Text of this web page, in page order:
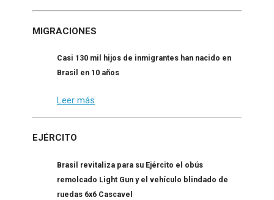
MIGRACIONES
Casi 130 mil hijos de inmigrantes han nacido en
Brasil en 10 años
Leer más
EJÉRCITO
Brasil revitaliza para su Ejército el obús
remolcado Light Gun y el vehículo blindado de
ruedas 6x6 Cascavel